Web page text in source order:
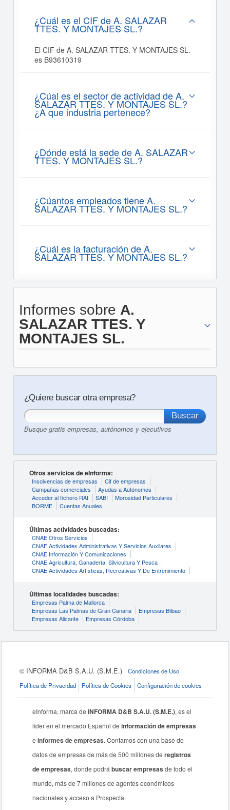
¿Cuál es el CIF de A. SALAZAR
TTES. Y MONTAJES SL.?
El CIF de A. SALAZAR TTES. Y MONTAJES SL.
es B93610319
¿Cúal es el sector de actividad de A.
SALAZAR TTES. Y MONTAJES SL.?
¿A que industria pertenece?
¿Dónde está la sede de A. SALAZAR
TTES. Y MONTAJES SL.?
¿Cúantos empleados tiene A.
SALAZAR TTES. Y MONTAJES SL.?
¿Cuál es la facturación de A.
SALAZAR TTES. Y MONTAJES SL.?
Informes sobre A.
SALAZAR TTES. Y
MONTAJES SL.
¿Quiere buscar otra empresa?
Busque gratis empresas, autónomos y ejecutivos
Otros servicios de eInforma:
Insolvencias de empresas
Cif de empresas
Campañas comerciales
Ayudas a Autónomos
Acceder al fichero RAI
SABI
Morosidad Particulares
BORME
Cuentas Anuales
Últimas actividades buscadas:
CNAE Otros Servicios
CNAE Actividades Administrativas Y Servicios Auxliares
CNAE Información Y Comunicaciones
CNAE Agricultura, Ganadería, Silvicultura Y Pesca
CNAE Actividades Artísticas, Recreativas Y De Entrenimiento
Últimas localidades buscadas:
Empresas Palma de Mallorca
Empresas Las Palmas de Gran Canaria
Empresas Bilbao
Empresas Alicante
Empresas Córdoba
© INFORMA D&B S.A.U. (S.M.E.)
Condiciones de Uso
Política de Privacidad
Política de Cookies Configuración de cookies
eInforma, marca deINFORMA D&B S.A.U. (S.M.E.), es el
líder en el mercado Español deinformación de empresas
einformes de empresas. Contamos con una base de
datos de empresas de más de 500 millones deregistros
de empresas, donde podrábuscar empresas de todo el
mundo, más de 7 millones de agentes económicos
nacionales y acceso a Prospecta.